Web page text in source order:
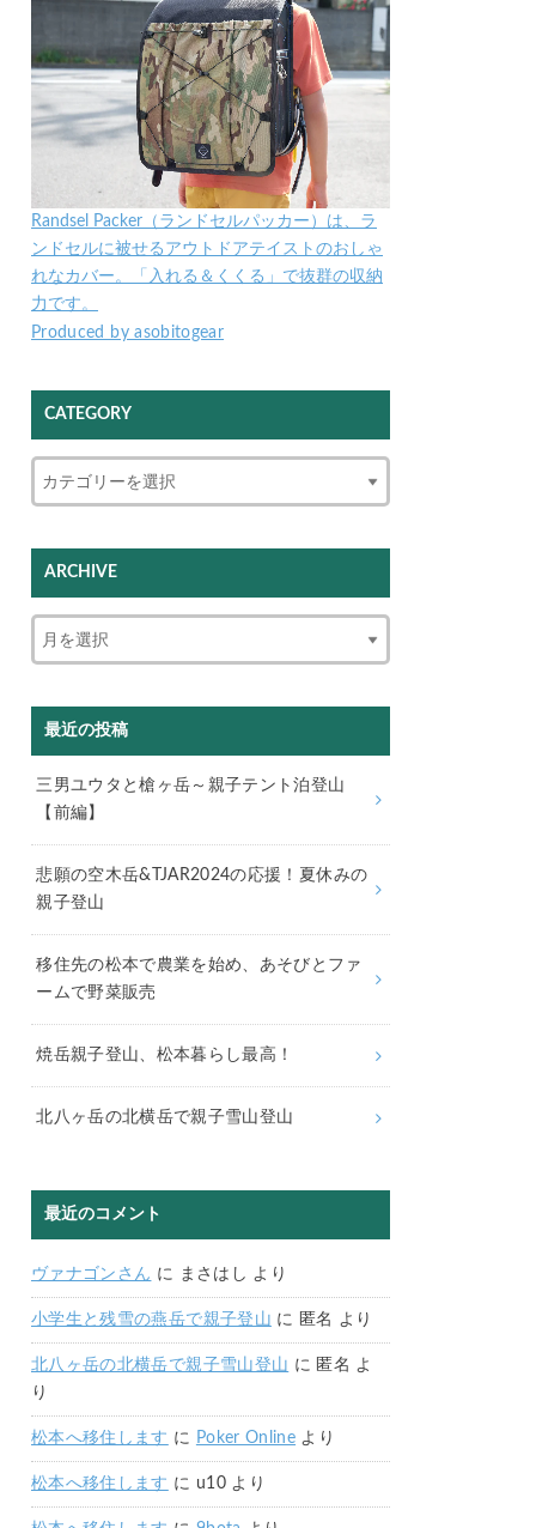
Randsel Packer（ランドセルパッカー）は、ラ
ンドセルに被せるアウトドアテイストのおしゃ
れなカバー。「入れる＆くくる」で抜群の収納
力です。
Produced by asobitogear
CATEGORY
ARCHIVE
最近の投稿
三男ユウタと槍ヶ岳～親子テント泊登山
【前編】
悲願の空木岳&TJAR2024の応援！夏休みの
親子登山
移住先の松本で農業を始め、あそびとファ
ームで野菜販売
焼岳親子登山、松本暮らし最高！
北八ヶ岳の北横岳で親子雪山登山
最近のコメント
ヴァナゴンさん に まさはし より
小学生と残雪の燕岳で親子登山 に 匿名 より
北八ヶ岳の北横岳で親子雪山登山 に 匿名 よ
り
松本へ移住します に Poker Online より
松本へ移住します に u10より